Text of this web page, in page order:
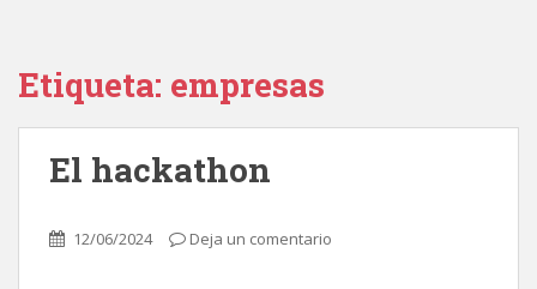
Etiqueta: empresas
El hackathon
12/06/2024 Deja un comentario